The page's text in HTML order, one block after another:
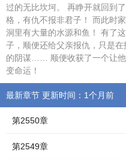
过的无比坎坷。 再睁开就回到
格，有仇不报非君子！ 而此时
洞里有大量的水源和鱼！ 有了
子，顺便还给父亲报仇，只是
的阴谋…… 顺便收获了一个让
变命运！
最新章节 更新时间：1个月前
第2550章
第2549章